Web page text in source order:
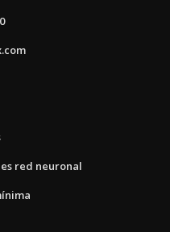
red neuronal